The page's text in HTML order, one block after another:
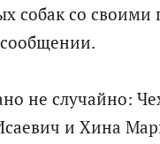
собак со своими
не случайно:
и Хина